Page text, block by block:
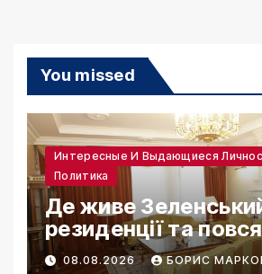
You missed
Интересные И Выдающиеся
Политика
Де живе
резиденції та
життя
08.08.2026 БОРИС